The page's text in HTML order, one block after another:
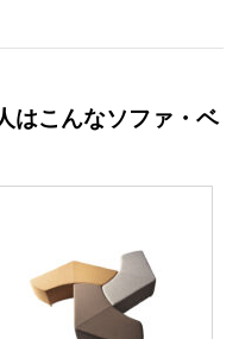
はこんなソファ・ベ